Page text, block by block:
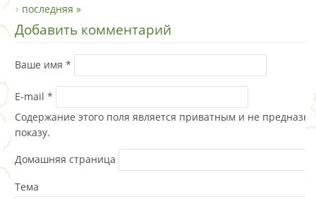
последняя »
Добавить комментарий
Ваше имя *
E-mail *
Содержание этого поля является приватным и не
показу.
Домашняя страница
Тема